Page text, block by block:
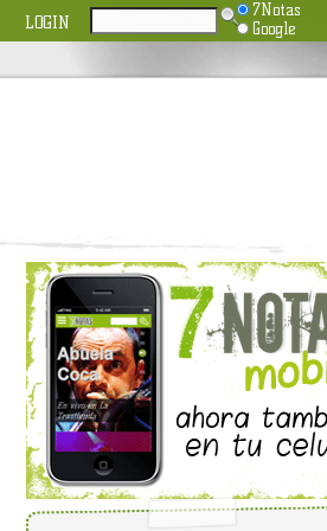
LOGIN
7Notas
Google